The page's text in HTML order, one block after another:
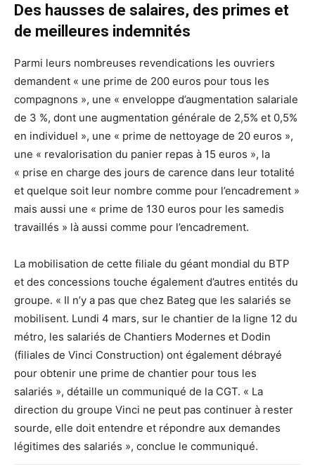
Des hausses de salaires, des primes et
de meilleures indemnités
Parmi leurs nombreuses revendications les ouvriers
demandent « une prime de 200 euros pour tous les
compagnons », une « enveloppe d’augmentation salariale
de 3 %, dont une augmentation générale de 2,5% et 0,5%
en individuel », une « prime de nettoyage de 20 euros »,
une « revalorisation du panier repas à 15 euros », la
« prise en charge des jours de carence dans leur totalité
et quelque soit leur nombre comme pour l’encadrement »
mais aussi une « prime de 130 euros pour les samedis
travaillés » là aussi comme pour l’encadrement.
La mobilisation de cette filiale du géant mondial du BTP
et des concessions touche également d’autres entités du
groupe. « Il n’y a pas que chez Bateg que les salariés se
mobilisent. Lundi 4 mars, sur le chantier de la ligne 12 du
métro, les salariés de Chantiers Modernes et Dodin
(filiales de Vinci Construction) ont également débrayé
pour obtenir une prime de chantier pour tous les
salariés », détaille un communiqué de la CGT. « La
direction du groupe Vinci ne peut pas continuer à rester
sourde, elle doit entendre et répondre aux demandes
légitimes des salariés », conclue le communiqué.